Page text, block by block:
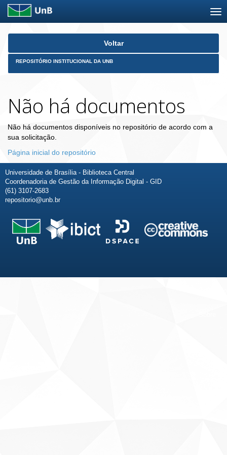
Skip
Voltar
REPOSITÓRIO INSTITUCIONAL DA UNB
Não há documentos
Não há documentos disponíveis no repositório de acordo com a
sua solicitação.
Página inicial do repositório
Universidade de Brasília - Biblioteca Central
Coordenadoria de Gestão da Informação Digital - GID
(61) 3107-2683
repositorio@unb.br